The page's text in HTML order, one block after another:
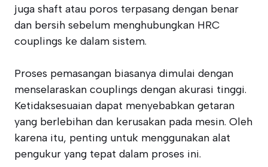
juga shaft atau poros terpasang dengan benar
dan bersih sebelum menghubungkan HRC
couplings ke dalam sistem.
Proses pemasangan biasanya dimulai dengan
menselaraskan couplings dengan akurasi tinggi.
Ketidaksesuaian dapat menyebabkan getaran
yang berlebihan dan kerusakan pada mesin. Oleh
karena itu, penting untuk menggunakan alat
pengukur yang tepat dalam proses ini.